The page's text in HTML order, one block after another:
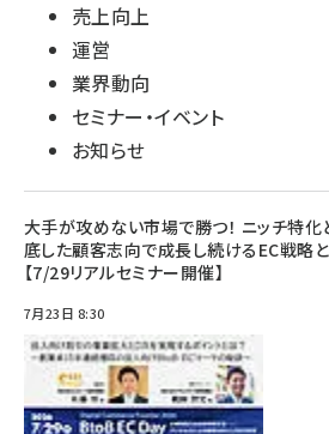
売上向上
運営
業界動向
セミナー・イベント
お知らせ
大手が攻めない市場で勝つ！ ニッチ特化
底した顧客志向で成長し続けるEC戦略
【7/29リアルセミナー開催】
7月23日 8:30